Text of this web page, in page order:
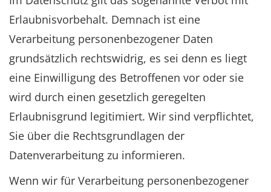
Erlaubnisvorbehalt. Demnach ist eine
Verarbeitung personenbezogener Daten
grundsätzlich rechtswidrig, es sei denn es liegt
eine Einwilligung des Betroffenen vor oder sie
wird durch einen gesetzlich geregelten
Erlaubnisgrund legitimiert. Wir sind verpflichtet,
Sie über die Rechtsgrundlagen der
Datenverarbeitung zu informieren.
Wenn wir für Verarbeitung personenbezogener